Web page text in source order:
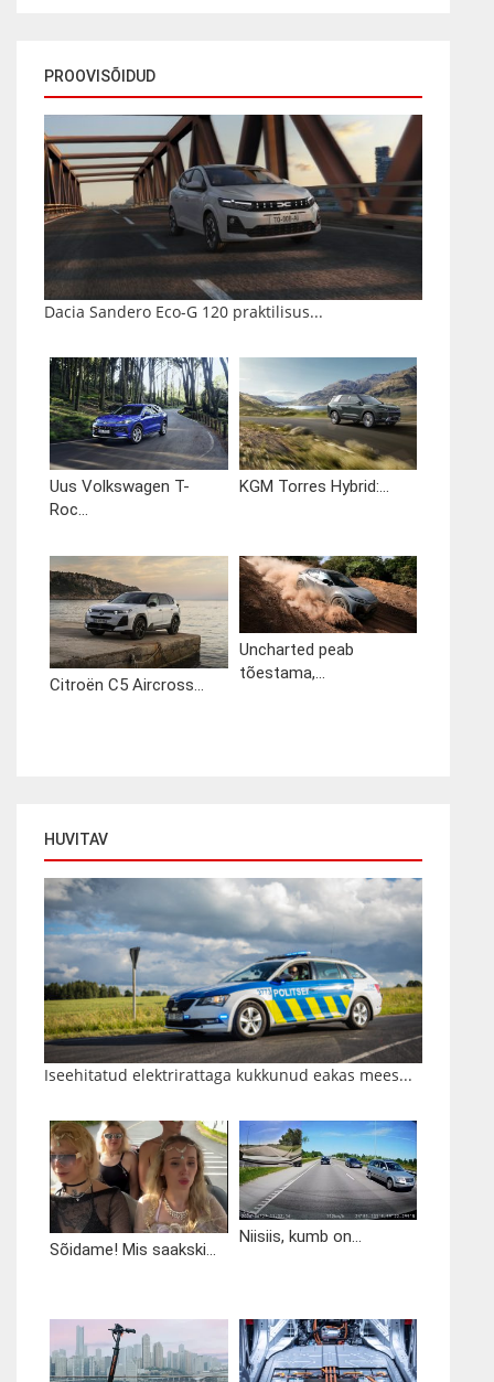
PROOVISÕIDUD
Dacia Sandero Eco-G 120 praktilisus...
Uus Volkswagen T-
Roc...
KGM Torres Hybrid:...
Citroën C5 Aircross...
Uncharted peab
tõestama,...
HUVITAV
Iseehitatud elektrirattaga kukkunud eakas mees...
Sõidame! Mis saakski...
Niisiis, kumb on...